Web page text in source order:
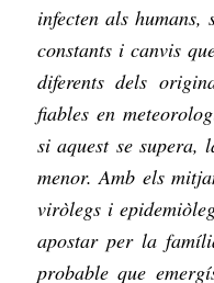
infecten als humans,
constants i canvis
diferents dels
fiables en
si aquest se supera,
menor. Amb els
viròlegs i
apostar per la
probable que